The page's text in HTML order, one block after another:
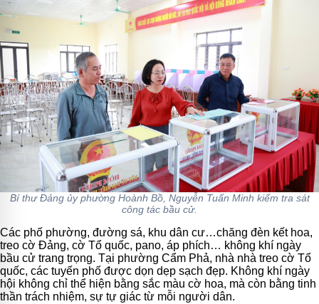
Bí thư Đảng ủy phường Hoành Bồ, Nguyễn Tuấn Minh kiểm tra sát
công tác bầu cử.
Các phố phường, đường sá, khu dân cư…chăng đèn kết hoa,
treo cờ Đảng, cờ Tổ quốc, pano, áp phích… không khí ngày
bầu cử trang trọng. Tại phường Cẩm Phả, nhà nhà treo cờ Tổ
quốc, các tuyến phố được dọn dẹp sạch đẹp. Không khí ngày
hội không chỉ thể hiện bằng sắc màu cờ hoa, mà còn bằng tinh
thần trách nhiệm, sự tự giác từ mỗi người dân.